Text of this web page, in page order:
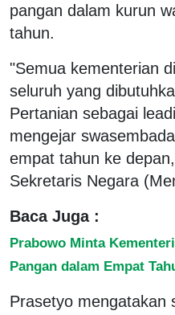
pangan dalam kurun
tahun.
"Semua kementerian
seluruh yang
Pertanian sebagai
mengejar
empat tahun ke
Sekretaris Negara
Baca Juga :
Prabowo Minta
Pangan dalam Empat
Prasetyo mengatakan